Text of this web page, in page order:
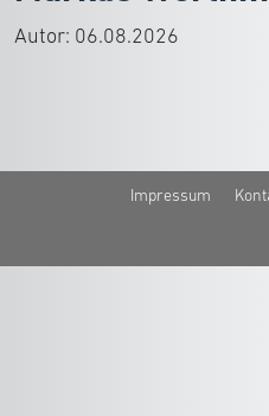
Autor: 06.08.2026
Impressum